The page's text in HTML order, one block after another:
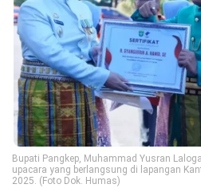
Olahraga
Ekonomi
Memori
Bupati Pangkep, Muhammad Yusran
upacara yang berlangsung di lapangan
2025. (Foto Dok. Humas)